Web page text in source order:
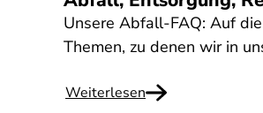
Unsere Abfall-FAQ: Auf
Themen, zu denen wir in
Weiterlesen